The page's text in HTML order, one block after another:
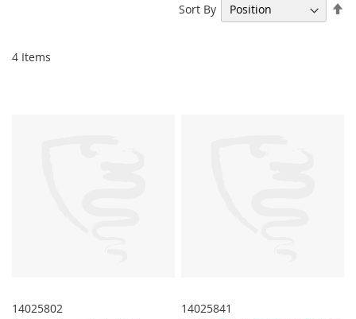
4 Items
Sort By
14025802
14025841